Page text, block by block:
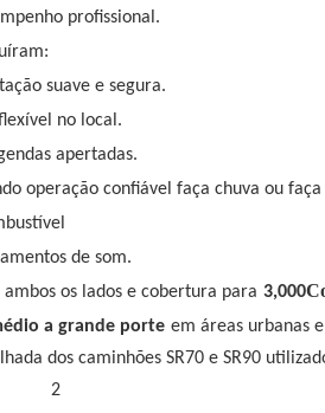
profissional.
suave e segura.
no local.
apertadas.
operação confiável faça chuva ou faça
de som.
ambos os lados e cobertura para 3,000
a grande porte em áreas urbanas